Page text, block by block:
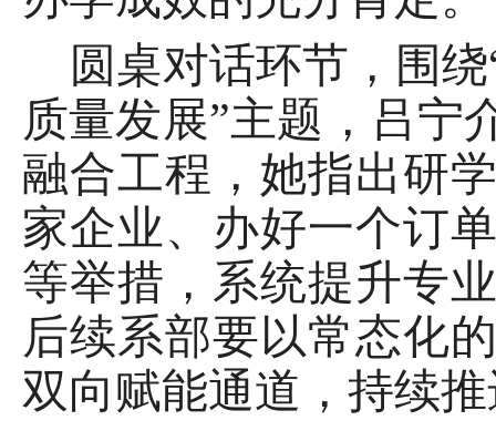
圆桌对话环节，围绕
质量发展”主题，吕宁
融合工程，她指出研
家企业、办好一个订
等举措，系统提升专
后续系部要以常态化
双向赋能通道，持续